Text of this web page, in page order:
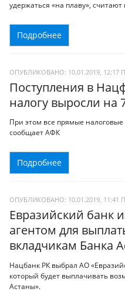
удержаться «на плаву»,
Подробнее
ОПУБЛИКОВАНО: 10.01.2019, 12:17
Поступления в
налогу выросли на
При этом все прямые
сообщает АФК
Подробнее
ОПУБЛИКОВАНО: 10.01.2019, 11:41
Евразийский банк
агентом для
вкладчикам Банка
Нацбанк РК выбрал АО
который будет выплачивать
Астаны».